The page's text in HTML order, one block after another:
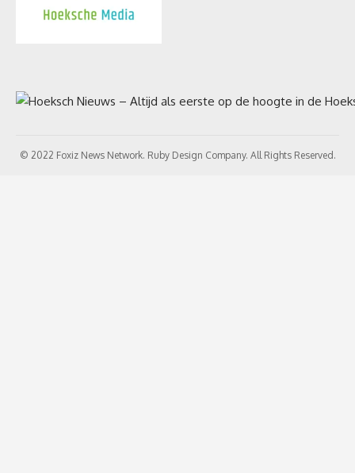
© 2022 Foxiz News Network. Ruby Design Company. All Rights Reserved.